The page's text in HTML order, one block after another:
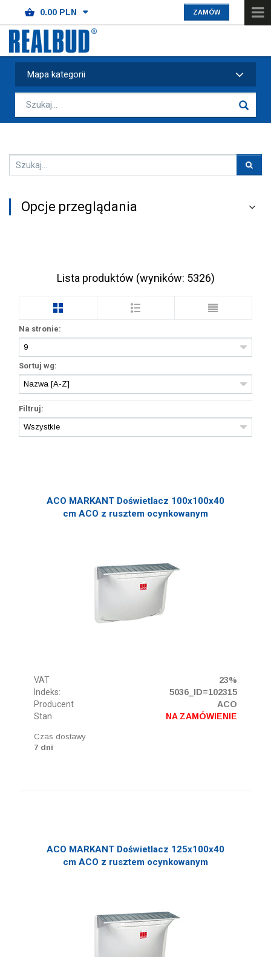
ZAMÓW
Mapa kategorii
Opcje przeglądania
Lista produktów (wyników: 5326)
Na stronie:
Sortuj wg:
Filtruj:
ACO MARKANT Doświetlacz 100x100x40
cm ACO z rusztem ocynkowanym
VAT
23%
Indeks:
5036_ID=102315
Producent
ACO
Stan
NA ZAMÓWIENIE
Czas dostawy
7 dni
ACO MARKANT Doświetlacz 125x100x40
cm ACO z rusztem ocynkowanym